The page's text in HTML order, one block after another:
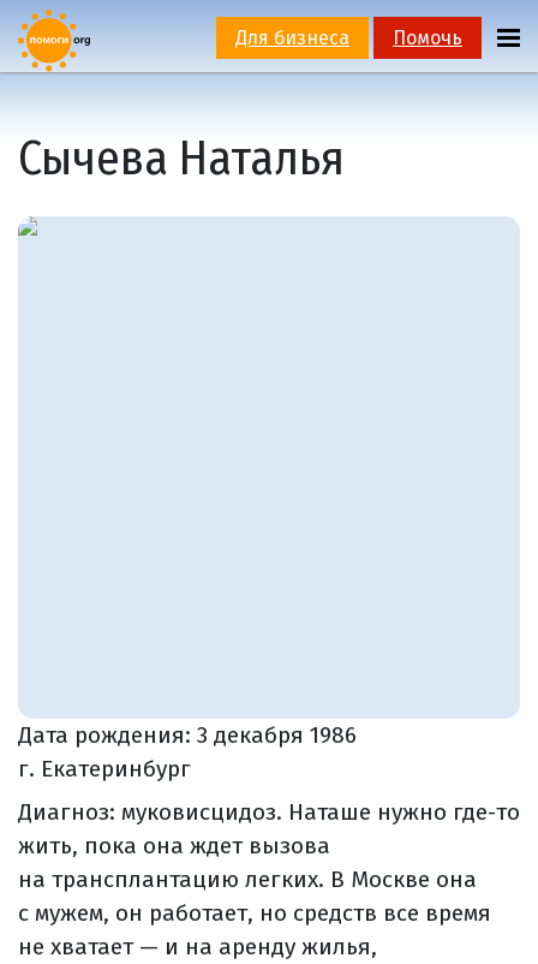
Для бизнеса Помочь
Сычева Наталья
Дата рождения: 3 декабря 1986
г. Екатеринбург
Диагноз: муковисцидоз. Наташе нужно где-то
жить, пока она ждет вызова
на трансплантацию легких. В Москве она
с мужем, он работает, но средств все время
не хватает — и на аренду жилья,